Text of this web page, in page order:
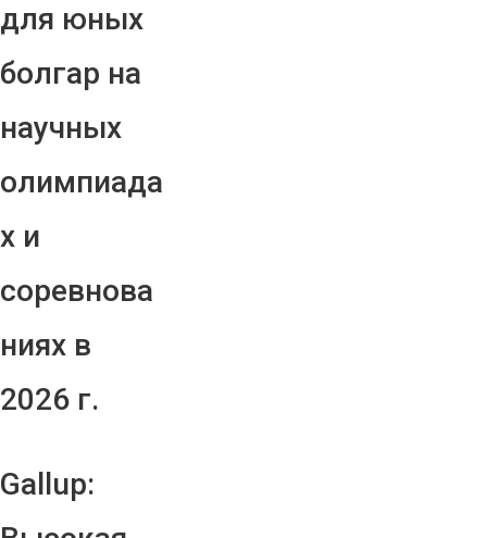
для юных
болгар на
научных
олимпиада
х и
соревнова
ниях в
2026 г.
Gallup: